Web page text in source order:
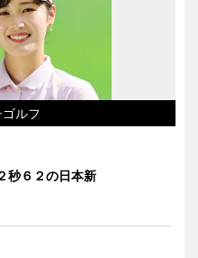
ルフ
秒６２の日本新